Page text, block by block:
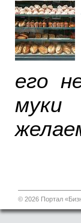
его
муки
© 2026 Портал